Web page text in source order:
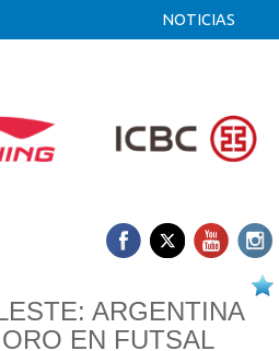
NOTICIAS
ARGENTINA
EN FUTSAL